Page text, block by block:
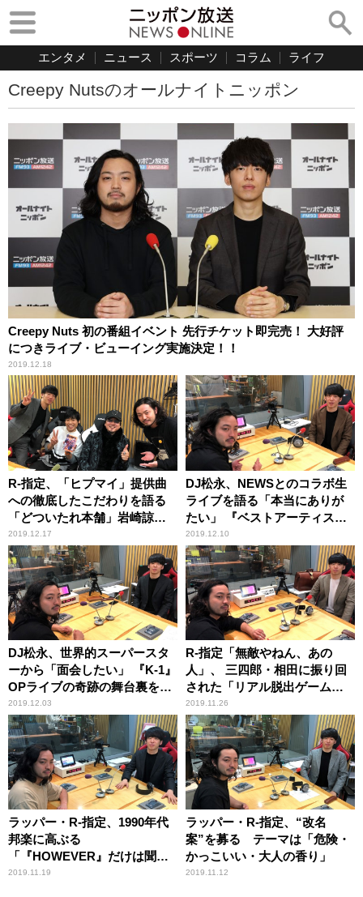
エンタメ ニュース スポーツ コラム ライフ
Creepy Nutsのオールナイトニッポン
Creepy Nuts 初の番組イベント 先行チケット即完売！ 大好評
につきライブ・ビューイング実施決定！！
2019.12.18
R-指定、「ヒプマイ」提供曲
への徹底したこだわりを語る
「どついたれ本舗」岩崎諒太
＆黒田崇矢が生出演！
2019.12.17
DJ松永、NEWSとのコラボ生
ライブを語る「本当にありが
たい」 『ベストアーティスト
2019』舞台裏
2019.12.10
DJ松永、世界的スーパースタ
ーから「面会したい」 『K-1』
OPライブの奇跡の舞台裏を明
かす
2019.12.03
R-指定「無敵やねん、あの
人」、 三四郎・相田に振り回
された「リアル脱出ゲーム」
を語る
2019.11.26
ラッパー・R-指定、1990年代
邦楽に高ぶる
「『HOWEVER』だけは聞こ
う。GLAYだけは聞こう」
2019.11.19
ラッパー・R-指定、“改名
案”を募る テーマは「危険・
かっこいい・大人の香り」
2019.11.12